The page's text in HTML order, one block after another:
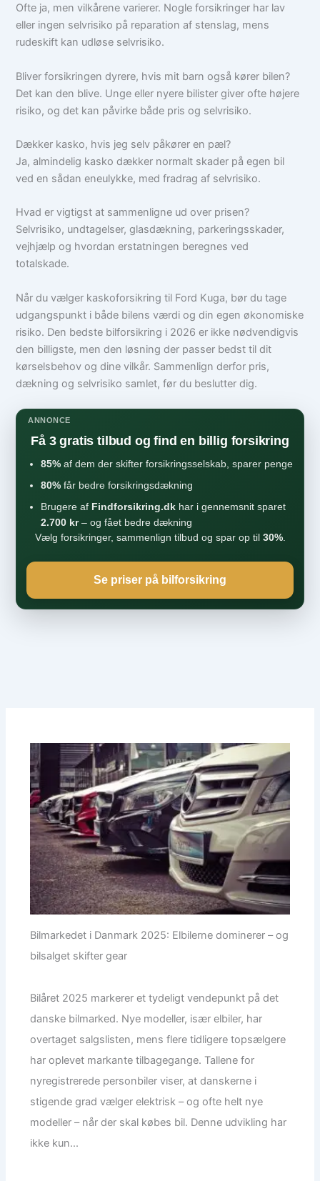
Ofte ja, men vilkårene varierer. Nogle forsikringer har lav
eller ingen selvrisiko på reparation af stenslag, mens
rudeskift kan udløse selvrisiko.
Bliver forsikringen dyrere, hvis mit barn også kører bilen?
Det kan den blive. Unge eller nyere bilister giver ofte højere
risiko, og det kan påvirke både pris og selvrisiko.
Dækker kasko, hvis jeg selv påkører en pæl?
Ja, almindelig kasko dækker normalt skader på egen bil
ved en sådan eneulykke, med fradrag af selvrisiko.
Hvad er vigtigst at sammenligne ud over prisen?
Selvrisiko, undtagelser, glasdækning, parkeringsskader,
vejhjælp og hvordan erstatningen beregnes ved
totalskade.
Når du vælger kaskoforsikring til Ford Kuga, bør du tage
udgangspunkt i både bilens værdi og din egen økonomiske
risiko. Den bedste bilforsikring i 2026 er ikke nødvendigvis
den billigste, men den løsning der passer bedst til dit
kørselsbehov og dine vilkår. Sammenlign derfor pris,
dækning og selvrisiko samlet, før du beslutter dig.
ANNONCE
Få 3 gratis tilbud og find en billig forsikring
85% af dem der skifter forsikringsselskab, sparer penge
80% får bedre forsikringsdækning
Brugere af Findforsikring.dk har i gennemsnit sparet
2.700 kr– og fået bedre dækning
Vælg forsikringer, sammenlign tilbud og spar op til 30%.
Se priser på bilforsikring
Bilmarkedet i Danmark 2025: Elbilerne dominerer – og
bilsalget skifter gear
Bilåret 2025 markerer et tydeligt vendepunkt på det
danske bilmarked. Nye modeller, især elbiler, har
overtaget salgslisten, mens flere tidligere topsælgere
har oplevet markante tilbagegange. Tallene for
nyregistrerede personbiler viser, at danskerne i
stigende grad vælger elektrisk – og ofte helt nye
modeller – når der skal købes bil. Denne udvikling har
ikke kun...